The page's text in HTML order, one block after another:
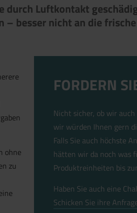
Luftkontakt
besser nicht an die
ohne
zu
FORDERN
Nicht sicher, ob wir
wir würden Ihnen gern
Falls Sie auch höchste
hätten wir da noch was
Produktreinheiten bis
Haben Sie auch eine
Schicken Sie ihre